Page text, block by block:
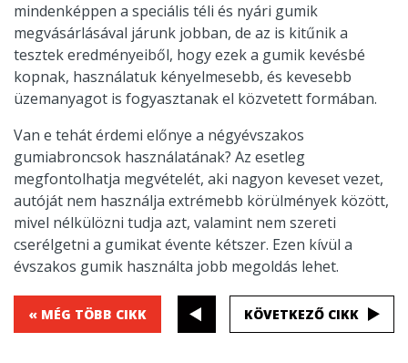
mindenképpen a speciális téli és nyári gumik
megvásárlásával járunk jobban, de az is kitűnik a
tesztek eredményeiből, hogy ezek a gumik kevésbé
kopnak, használatuk kényelmesebb, és kevesebb
üzemanyagot is fogyasztanak el közvetett formában.
Van e tehát érdemi előnye a négyévszakos
gumiabroncsok használatának? Az esetleg
megfontolhatja megvételét, aki nagyon keveset vezet,
autóját nem használja extrémebb körülmények között,
mivel nélkülözni tudja azt, valamint nem szereti
cserélgetni a gumikat évente kétszer. Ezen kívül a
évszakos gumik használta jobb megoldás lehet.
« MÉG TÖBB CIKK KÖVETKEZŐ CIKK